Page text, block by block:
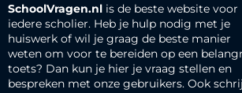
SchoolVragen.nl is de beste website voor
iedere scholier. Heb je hulp nodig met je
huiswerk of wil je graag de beste manier
weten om voor te bereiden op een
toets? Dan kun je hier je vraag stellen en
bespreken met onze gebruikers. Ook